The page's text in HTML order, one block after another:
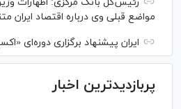
مواضع قبلی وی درباره اقتصاد ایران
ایران پیشنهاد برگزاری دوره‌ای
پربازدیدترین اخبار